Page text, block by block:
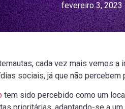
fevereiro 3, 2023
cada vez mais vemos
sociais, já que não
tem sido percebido como um